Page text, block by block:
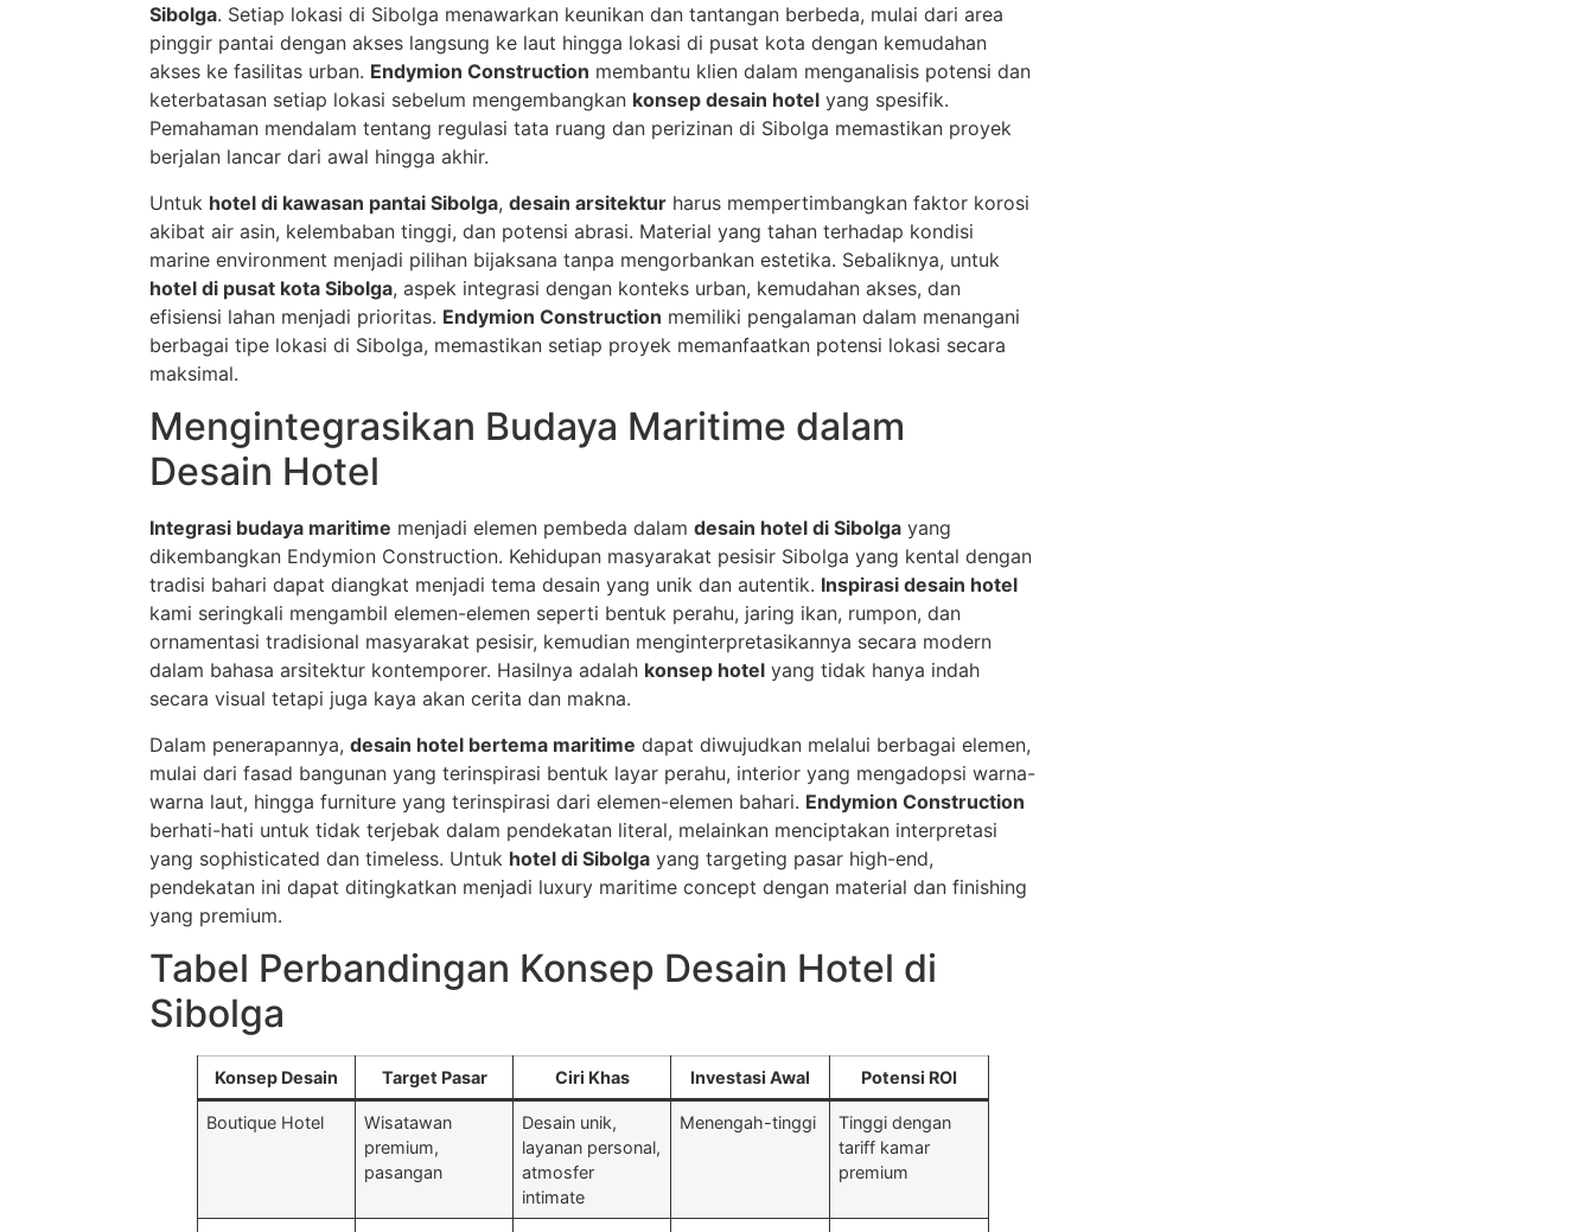
Sibolga. Setiap lokasi di Sibolga menawarkan keunikan dan tantangan berbeda, mulai dari area
pinggir pantai dengan akses langsung ke laut hingga lokasi di pusat kota dengan kemudahan
akses ke fasilitas urban. Endymion Construction membantu klien dalam menganalisis potensi dan
keterbatasan setiap lokasi sebelum mengembangkan konsep desain hotel yang spesifik.
Pemahaman mendalam tentang regulasi tata ruang dan perizinan di Sibolga memastikan proyek
berjalan lancar dari awal hingga akhir.
Untuk hotel di kawasan pantai Sibolga, desain arsitektur harus mempertimbangkan faktor korosi
akibat air asin, kelembaban tinggi, dan potensi abrasi. Material yang tahan terhadap kondisi
marine environment menjadi pilihan bijaksana tanpa mengorbankan estetika. Sebaliknya, untuk
hotel di pusat kota Sibolga, aspek integrasi dengan konteks urban, kemudahan akses, dan
efisiensi lahan menjadi prioritas. Endymion Construction memiliki pengalaman dalam menangani
berbagai tipe lokasi di Sibolga, memastikan setiap proyek memanfaatkan potensi lokasi secara
maksimal.
Mengintegrasikan Budaya Maritime dalam
Desain Hotel
Integrasi budaya maritime menjadi elemen pembeda dalam desain hotel di Sibolga yang
dikembangkan Endymion Construction. Kehidupan masyarakat pesisir Sibolga yang kental dengan
tradisi bahari dapat diangkat menjadi tema desain yang unik dan autentik. Inspirasi desain hotel
kami seringkali mengambil elemen-elemen seperti bentuk perahu, jaring ikan, rumpon, dan
ornamentasi tradisional masyarakat pesisir, kemudian menginterpretasikannya secara modern
dalam bahasa arsitektur kontemporer. Hasilnya adalah konsep hotel yang tidak hanya indah
secara visual tetapi juga kaya akan cerita dan makna.
Dalam penerapannya, desain hotel bertema maritime dapat diwujudkan melalui berbagai elemen,
mulai dari fasad bangunan yang terinspirasi bentuk layar perahu, interior yang mengadopsi warna-
warna laut, hingga furniture yang terinspirasi dari elemen-elemen bahari. Endymion Construction
berhati-hati untuk tidak terjebak dalam pendekatan literal, melainkan menciptakan interpretasi
yang sophisticated dan timeless. Untuk hotel di Sibolga yang targeting pasar high-end,
pendekatan ini dapat ditingkatkan menjadi luxury maritime concept dengan material dan finishing
yang premium.
Tabel Perbandingan Konsep Desain Hotel di
Sibolga
Konsep Desain Target Pasar Ciri Khas Investasi Awal Potensi ROI
Boutique Hotel
Wisatawan
premium,
pasangan
Desain unik,
layanan personal,
atmosfer
intimate
Menengah-tinggi
Tinggi dengan
tariff kamar
premium